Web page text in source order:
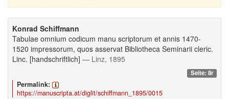
Konrad Schiffmann
Tabulae omnium codicum manu scriptorum et annis 1470-
1520 impressorum, quos asservat Bibliotheca Seminarii cleric.
Linc. [handschriftlich] — Linz, 1895
Seite: 8r
Permalink:
https://manuscripta.at/diglit/schiffmann_1895/0015